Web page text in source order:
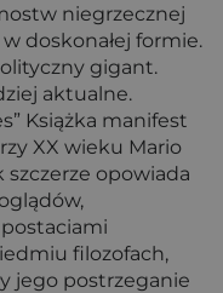
niegrzecznej
doskonałej formie.
gigant.
aktualne.
Książka manifest
XX wieku Mario
szczerze opowiada
filozofach,
jego postrzeganie